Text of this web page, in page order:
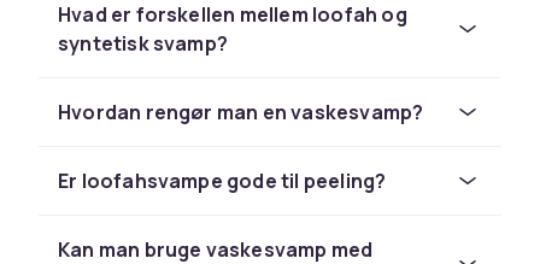
svampe til blødere hud
rensning og peeling der efterlader huden glat
og frisk. De fungerer fremragende til at
hudoverfladen.
Hvad er forskellen mellem loofah og
syntetisk svamp?
Hvordan rengør man en vaskesvamp?
Er loofahsvampe gode til peeling?
Kan man bruge vaskesvamp med